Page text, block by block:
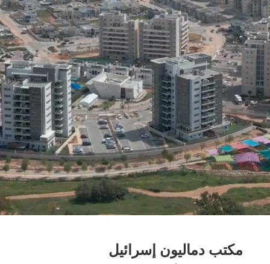
مكتب دماليون إسرائيل